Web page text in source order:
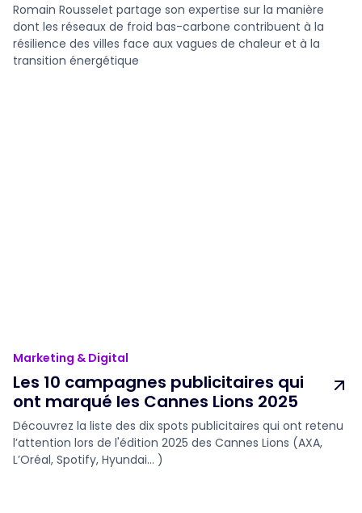
Romain Rousselet partage son expertise sur la manière
dont les réseaux de froid bas-carbone contribuent à la
résilience des villes face aux vagues de chaleur et à la
transition énergétique
Marketing & Digital
Les 10 campagnes publicitaires qui
ont marqué les Cannes Lions 2025
Découvrez la liste des dix spots publicitaires qui ont retenu
l’attention lors de l'édition 2025 des Cannes Lions (AXA,
L’Oréal, Spotify, Hyundai... )